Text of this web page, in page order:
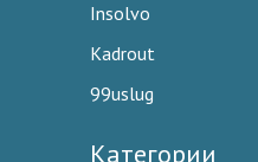
Insolvo
Kadrout
99uslug
Категории